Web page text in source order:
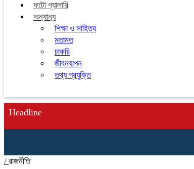
ফটো গ্যালারি
অন্যান্য
শিক্ষা ও সাহিত্য
মতামত
চাকরি
জীবনযাপন
তথ্য প্রযুক্তি
Headline
/ রাজনীতি